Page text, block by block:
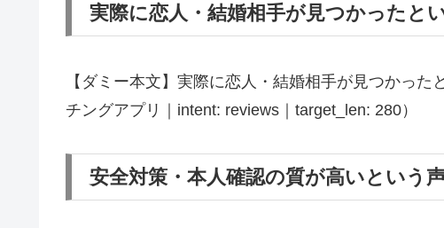
実際に恋人・結婚相手が見つかったと
【ダミー本文】実際に恋人・結婚相手が見つかっ
チングアプリ｜intent: reviews｜target_len: 280）
安全対策・本人確認の質が高いという